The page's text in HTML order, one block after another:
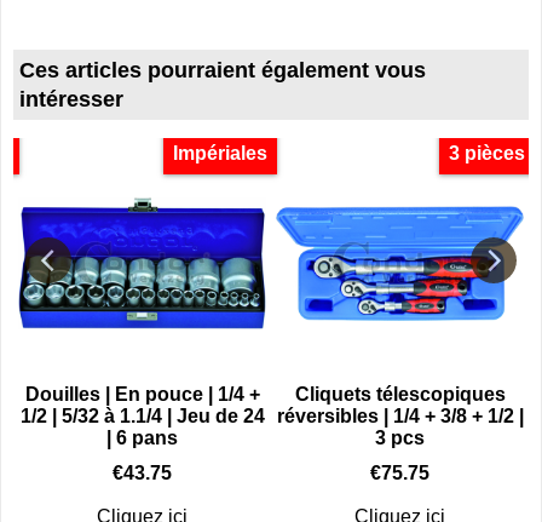
Ces articles pourraient également vous
intéresser
Impériales
Douilles | En pouce | 1/4 +
1/2 | 5/32 à 1.1/4 | Jeu de 24
| 6 pans
€43.75
Cliquez ici
3 pièces
Cliquets télescopiques
réversibles | 1/4 + 3/8 + 1/2 |
3 pcs
€75.75
Cliquez ici